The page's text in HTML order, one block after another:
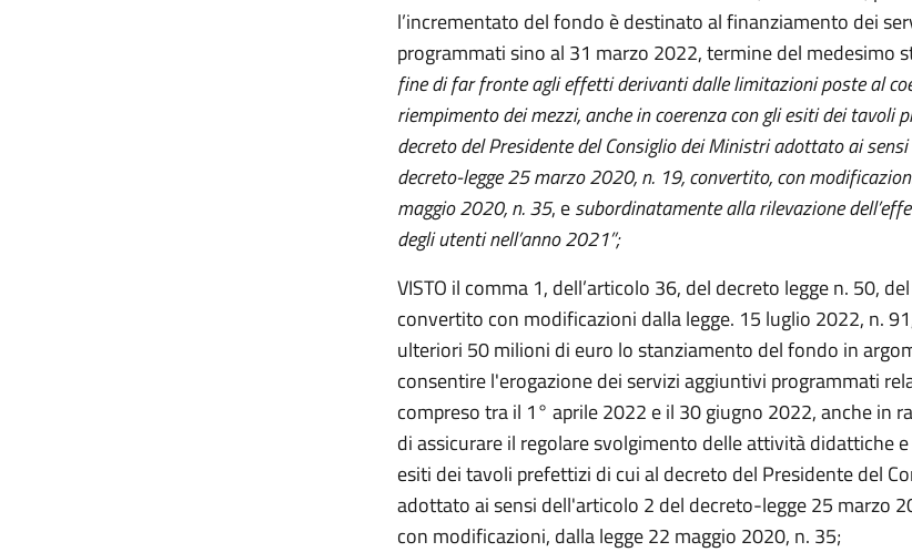
l’incrementato del fondo è destinato al finanziamento dei
programmati sino al 31 marzo 2022, termine del medesimo
fine di far fronte agli effetti derivanti dalle limitazioni poste al
riempimento dei mezzi, anche in coerenza con gli esiti dei tavoli
decreto del Presidente del Consiglio dei Ministri adottato ai
decreto-legge 25 marzo 2020, n. 19, convertito, con
maggio 2020, n. 35, esubordinatamente alla rilevazione
degli utenti nell’anno 2021”;
VISTO il comma 1, dell’articolo 36, del decreto legge n. 50,
convertito con modificazioni dalla legge. 15 luglio 2022, n.
ulteriori 50 milioni di euro lo stanziamento del fondo in
consentire l'erogazione dei servizi aggiuntivi programmati
compreso tra il 1° aprile 2022 e il 30 giugno 2022, anche in
di assicurare il regolare svolgimento delle attività didattiche
esiti dei tavoli prefettizi di cui al decreto del Presidente del
adottato ai sensi dell'articolo 2 del decreto-legge 25 marzo
con modificazioni, dalla legge 22 maggio 2020, n. 35;